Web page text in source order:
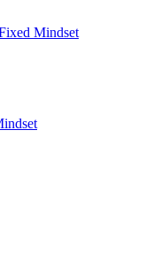
Mindset